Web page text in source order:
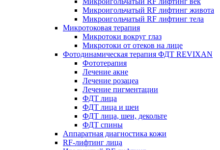
Микроигольчатый RF лифтинг живота
Микроигольчатый RF лифтинг тела
Микротоковая терапия
Микротоки вокруг глаз
Микротоки от отеков на лице
Фотодинамическая терапия ФДТ REVIXAN
Фототерапия
Лечение акне
Лечение розацеа
Лечение пигментации
ФДТ лица
ФДТ лица и шеи
ФДТ лица, шеи, декольте
ФДТ спины
Аппаратная диагностика кожи
RF-лифтинг лица